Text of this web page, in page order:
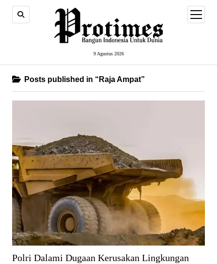
9 Agustus 2026
open
menu
Posts published in “Raja Ampat”
Polri Dalami Dugaan Kerusakan Lingkungan